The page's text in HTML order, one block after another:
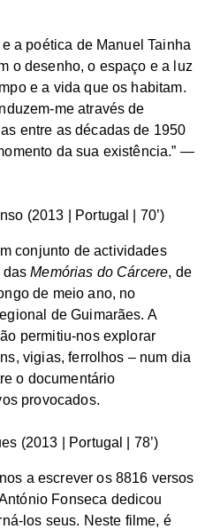
a poética de Manuel Tainha
o desenho, o espaço e a luz
e a vida que os habitam.
me através de
entre as décadas de 1950
da sua existência.” —
(2013 | Portugal | 70’)
conjunto de actividades
dasMemórias do Cárcere, de
de meio ano, no
de Guimarães. A
permitiu-nos explorar
vigias, ferrolhos – num dia
o documentário
provocados.
(2013 | Portugal | 78’)
a escrever os 8816 versos
Fonseca dedicou
los seus. Neste filme, é